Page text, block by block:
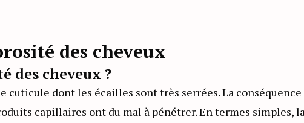
des cheveux
des cheveux ?
cuticule dont les écailles sont très serrées. La conséquence
capillaires ont du mal à pénétrer. En termes simples,